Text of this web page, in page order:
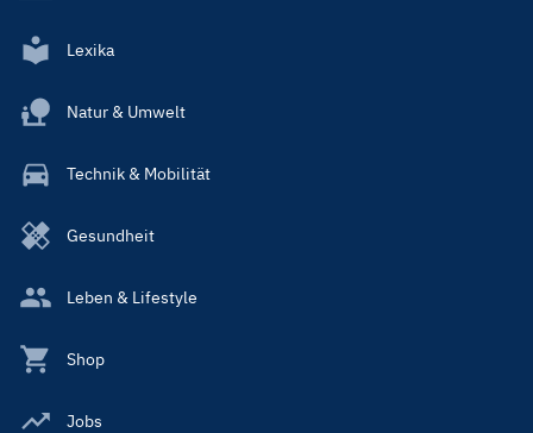
Lexika
Natur & Umwelt
Technik & Mobilität
Gesundheit
Leben & Lifestyle
Shop
Jobs